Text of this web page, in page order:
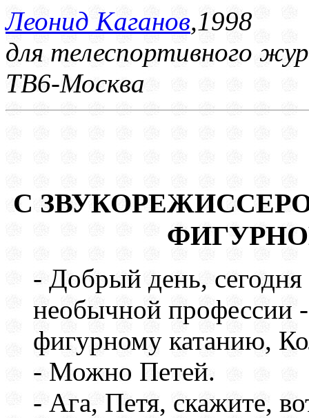
Леонид Каганов,1998
для телеспортивного
ТВ6-Москва
С
- Добрый день, сегодня
необычной профессии
фигурному катанию,
- Можно Петей.
- Ага, Петя, скажите,